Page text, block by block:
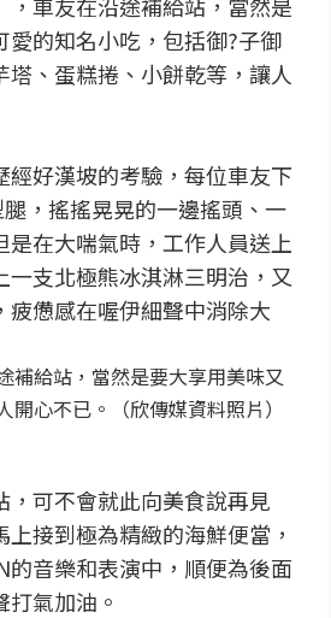
愛的知名小吃，包括御?子御
、蛋糕捲、小餅乾等，讓人
經好漢坡的考驗，每位車友下
，搖搖晃晃的一邊搖頭、一
是在大喘氣時，工作人員送上
支北極熊冰淇淋三明治，又
疲憊感在喔伊細聲中消除大
補給站，當然是要大享用美味又
開心不已。（欣傳媒資料照片）
，可不會就此向美食說再見
接到極為精緻的海鮮便當，
的音樂和表演中，順便為後面
氣加油。